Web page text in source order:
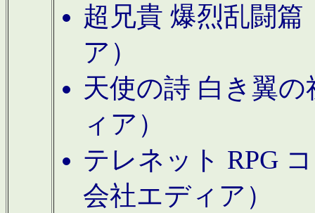
超兄貴 爆烈乱闘篇
ア）
天使の詩 白き翼
ィア）
テレネット RPG
会社エディア）